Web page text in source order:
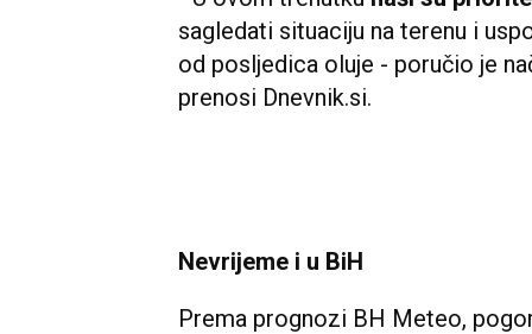
sagledati situaciju na terenu i
od posljedica oluje - poručio je
prenosi Dnevnik.si.
Nevrijeme i u BiH
Prema prognozi BH Meteo,